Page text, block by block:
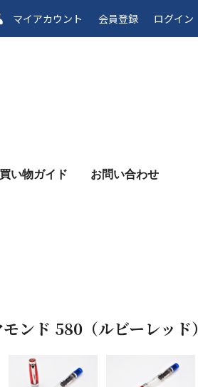
マイアカウント 会員登録 ログイン
い物ガイド お問い合わせ
ド 580（ルビーレッド）